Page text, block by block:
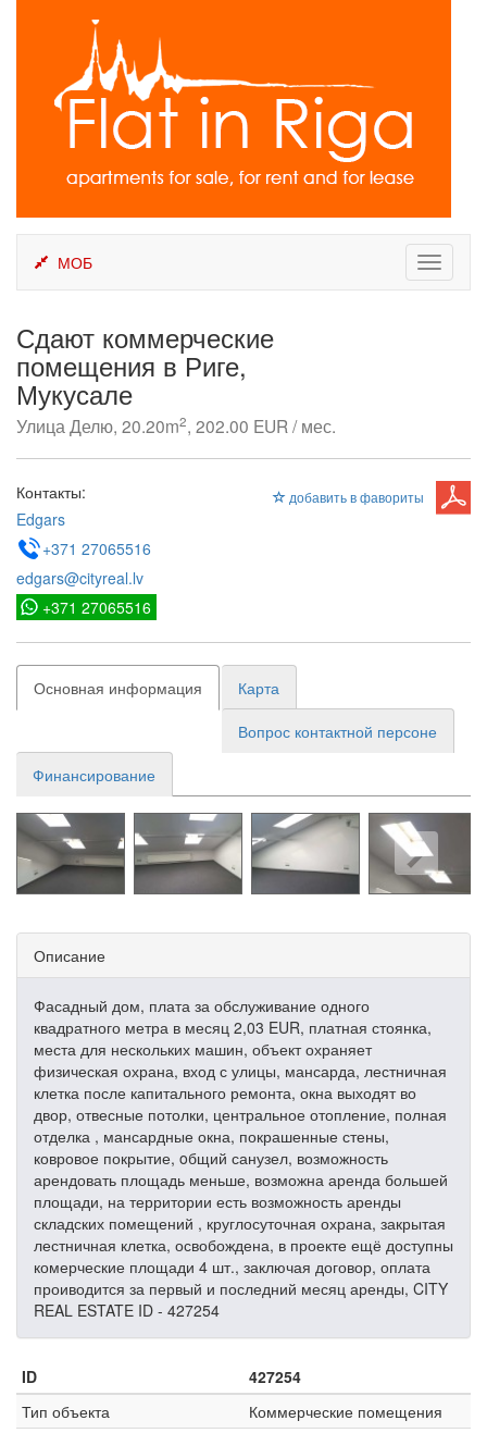
Toggle
МОБ
Сдают коммерческие
помещения в Риге,
Мукусале
Улица Делю, 20.20m2, 202.00 EUR / мес.
добавить в фавориты
Контакты:
Edgars
+371 27065516
edgars@cityreal.lv
+371 27065516
Основная информация
Карта
Вопрос контактной персоне
Финансирование
Описание
Фасадный дом, плата за обслуживание одного
квадратного метра в месяц 2,03 EUR, платная стоянка,
места для нескольких машин, объект охраняет
физическая охрана, вход с улицы, мансарда, лестничная
клетка после капитального ремонта, окна выходят во
двор, отвесные потолки, центральное отопление, полная
отделка , мансардные окна, покрашенные стены,
ковровое покрытие, oбщий санузел, возможность
арендовать площадь меньше, возможна аренда большей
площади, на территории есть возможность аренды
складских помещений , круглосуточная охрана, закрытая
лестничная клетка, освобождена, в проекте ещё доступны
комерческие площади 4 шт., заключая договор, оплата
проиводится за первый и последний месяц аренды, CITY
REAL ESTATE ID - 427254
ID
427254
Тип объекта
Коммерческие помещения